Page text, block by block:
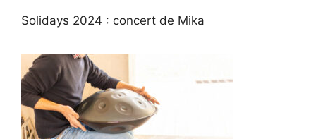
Solidays 2024 : concert de Mika